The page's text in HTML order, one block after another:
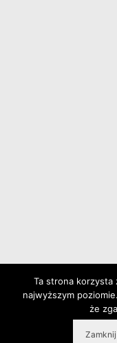
© 2026 Wylepianki - Made by:
Ta strona korzysta
najwyższym
że
Zamknij